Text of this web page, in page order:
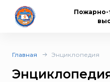
Пожарно-
Главная Энциклопедия